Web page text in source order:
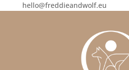
hello@freddieandwolf.eu